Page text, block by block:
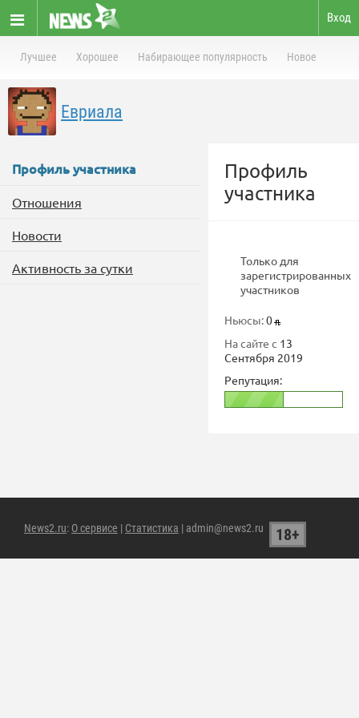
Вход
Лучшее Хорошее Набирающее популярность Новое
Евриала
Профиль участника
Отношения
Новости
Активность за сутки
Профиль
участника
Только для
зарегистрированных
участников
Ньюсы:0
На сайте с 13
Сентября 2019
Репутация:
News2.ru: О сервисе | Статистика | admin@news2.ru 18+